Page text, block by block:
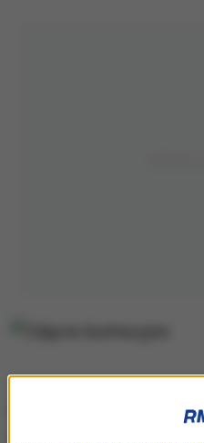
Gazeta podaje, że